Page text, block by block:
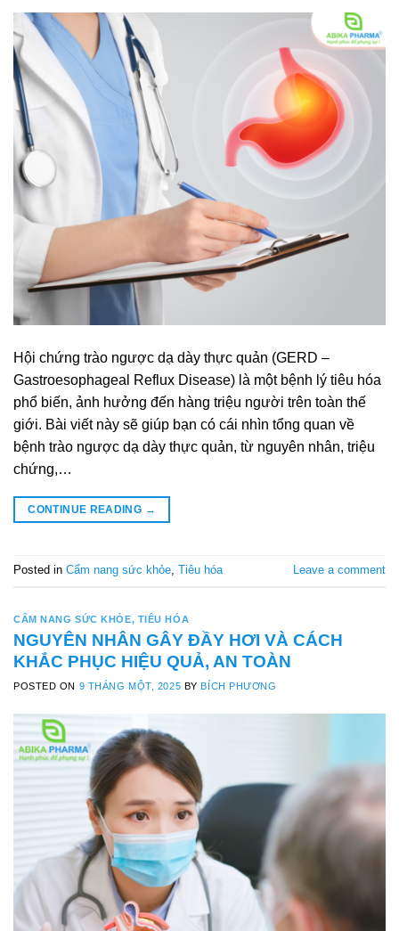
Hội chứng trào ngược dạ dày thực quản (GERD –
Gastroesophageal Reflux Disease) là một bệnh lý tiêu hóa
phổ biến, ảnh hưởng đến hàng triệu người trên toàn thế
giới. Bài viết này sẽ giúp bạn có cái nhìn tổng quan về
bệnh trào ngược dạ dày thực quản, từ nguyên nhân, triệu
chứng,…
CONTINUE READING →
Posted in Cẩm nang sức khỏe, Tiêu hóa Leave a comment
CẨM NANG SỨC KHỎE, TIÊU HÓA
NGUYÊN NHÂN GÂY ĐẦY HƠI VÀ CÁCH
KHẮC PHỤC HIỆU QUẢ, AN TOÀN
POSTED ON 9 THÁNG MỘT, 2025 BY BÍCH PHƯƠNG